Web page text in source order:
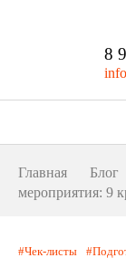
8
Главная Блог
мероприятия: 9
Чек-листы